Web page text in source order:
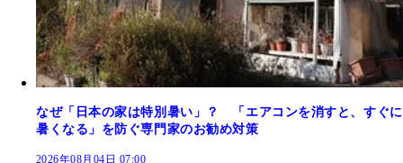
なぜ「日本の家は特別暑い」？ 「エアコンを消すと、すぐに
暑くなる」を防ぐ専門家のお勧め対策
2026年08月04日 07:00